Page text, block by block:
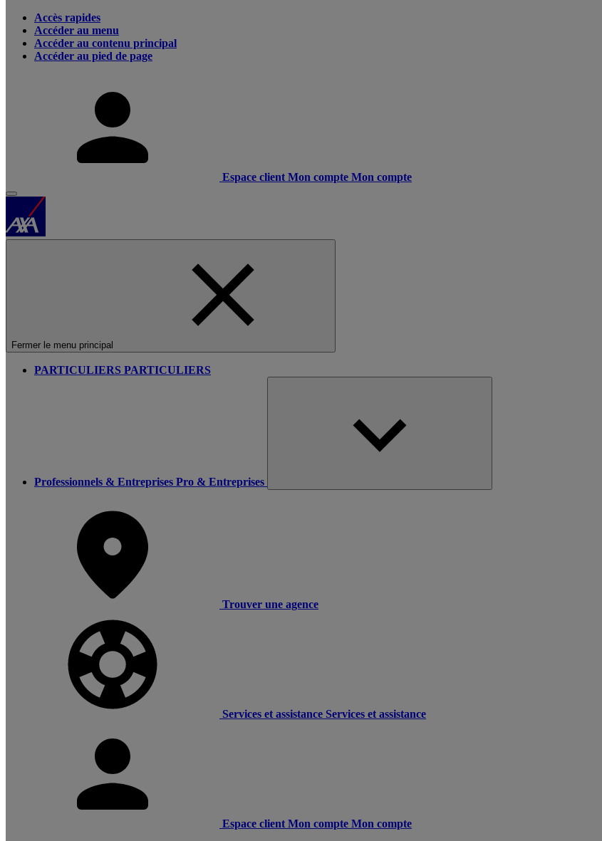
Accès rapides
Accéder au menu
Accéder au contenu principal
Accéder au pied de page
Espace client Mon compte Mon compte
Fermer le menu principal
PARTICULIERS PARTICULIERS
Professionnels & Entreprises Pro & Entreprises
Trouver une agence
Services et assistance Services et assistance
Espace client Mon compte Mon compte